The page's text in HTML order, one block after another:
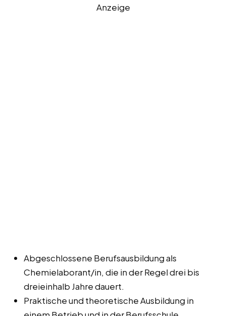
Anzeige
Abgeschlossene Berufsausbildung als
Chemielaborant/in, die in der Regel drei bis
dreieinhalb Jahre dauert.
Praktische und theoretische Ausbildung in